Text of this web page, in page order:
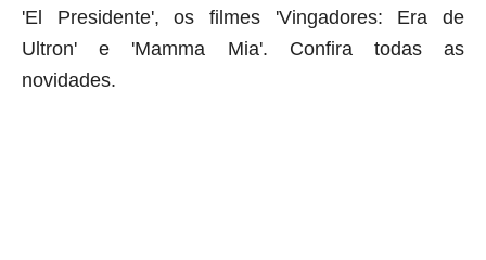
'El Presidente', os filmes 'Vingadores: Era de
Ultron' e 'Mamma Mia'. Confira todas as
novidades.